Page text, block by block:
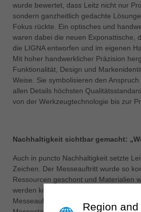
ประเทศไทย
ไทย
Україна
yкраїнська
wurde bewertet, dass Leitz nicht nur
sondern ganzheitlich gedachte
Fokus rückte. Ein optisches und
waren dabei die neuen Exponattische,
die LIGNA entworfen und im eigenen
Mit hoher handwerklicher Präzision
Funktionalität, Design und
Weise. Sie symbolisieren den
allen Details höchsten
von der Werkzeugtechnologie bis zur
Nachhaltigkeit sichtbar gemacht:
Auch in puncto Nachhaltigkeit setzte
Zeichen. Der Messeauftritt wurde so
Ressourcen geschont und Materialien
werden können. Holz – als zentrales
Messeauftritt Authentizität. Viele
Region and